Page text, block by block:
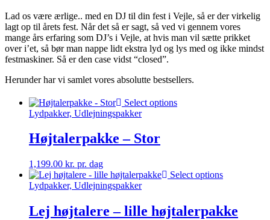
Lad os være ærlige.. med en DJ til din fest i Vejle, så er der virkelig
lagt op til årets fest. Når det så er sagt, så ved vi gennem vores
mange års erfaring som DJ’s i Vejle, at hvis man vil sætte prikket
over i’et, så bør man nappe lidt ekstra lyd og lys med og ikke mindst
festmaskiner. Så er den case vidst “closed”.
Herunder har vi samlet vores absolutte bestsellers.
Select options
Lydpakker, Udlejningspakker
Højtalerpakke – Stor
1,199.00 kr. pr. dag
Select options
Lydpakker, Udlejningspakker
Lej højtalere – lille højtalerpakke